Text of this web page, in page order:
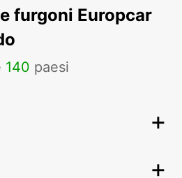
furgoni Europcar
140 paesi